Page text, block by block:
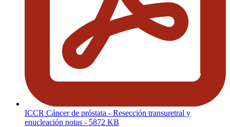
ICCR Cáncer de próstata - Resección transuretral y
enucleación notas - 5872 KB